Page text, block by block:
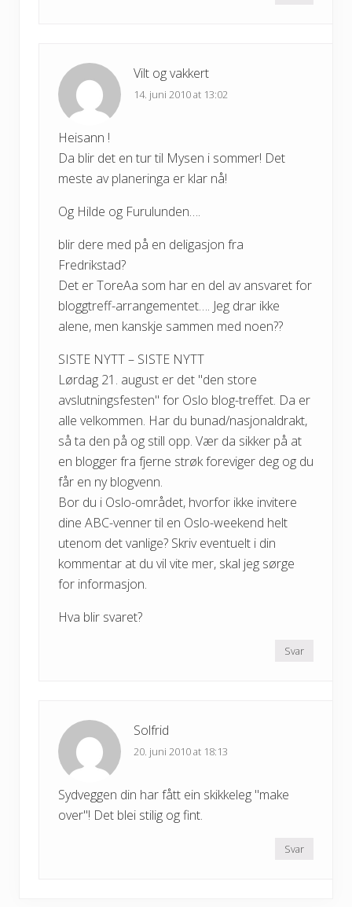
Vilt og vakkert
14. juni 2010 at 13:02
Heisann !
Da blir det en tur til Mysen i sommer! Det
meste av planeringa er klar nå!
Og Hilde og Furulunden….
blir dere med på en deligasjon fra
Fredrikstad?
Det er ToreAa som har en del av ansvaret for
bloggtreff-arrangementet…. Jeg drar ikke
alene, men kanskje sammen med noen??
SISTE NYTT – SISTE NYTT
Lørdag 21. august er det "den store
avslutningsfesten" for Oslo blog-treffet. Da er
alle velkommen. Har du bunad/nasjonaldrakt,
så ta den på og still opp. Vær da sikker på at
en blogger fra fjerne strøk foreviger deg og du
får en ny blogvenn.
Bor du i Oslo-området, hvorfor ikke invitere
dine ABC-venner til en Oslo-weekend helt
utenom det vanlige? Skriv eventuelt i din
kommentar at du vil vite mer, skal jeg sørge
for informasjon.
Hva blir svaret?
Svar
Solfrid
20. juni 2010 at 18:13
Sydveggen din har fått ein skikkeleg "make
over"! Det blei stilig og fint.
Svar